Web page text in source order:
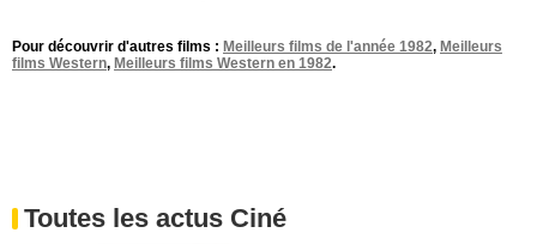
Pour découvrir d'autres films : Meilleurs films de l'année 1982, Meilleurs
films Western, Meilleurs films Western en 1982.
Toutes les actus Ciné